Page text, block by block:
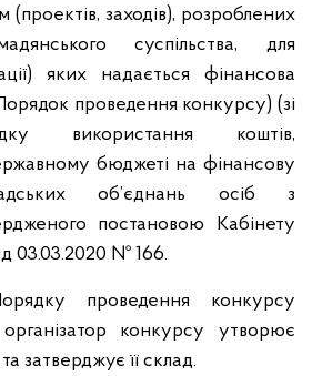
(проектів, заходів), розроблених
суспільства, для
яких надається фінансова
проведення конкурсу) (зі
використання коштів,
бюджеті на фінансову
об’єднань осіб з
постановою Кабінету
03.03.2020 № 166.
проведення конкурсу
конкурсу утворює
затверджує її склад.